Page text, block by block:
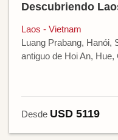
Descubriendo
Laos - Vietnam
Luang Prabang, Hanói,
antiguo de Hoi An,
Desde USD 5119